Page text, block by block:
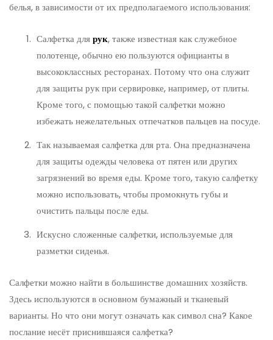
белья, в зависимости от их предполагаемого использования:
Салфетка длярук, также известная как служебное
полотенце, обычно ею пользуются официанты в
высококлассных ресторанах. Потому что она служит
для защиты рук при сервировке, например, от плиты.
Кроме того, с помощью такой салфетки можно
избежать нежелательных отпечатков пальцев на посуде.
Так называемая салфетка для рта. Она предназначена
для защиты одежды человека от пятен или других
загрязнений во время еды. Кроме того, такую салфетку
можно использовать, чтобы промокнуть губы и
очистить пальцы после еды.
Искусно сложенные салфетки, используемые для
разметки сиденья.
Салфетки можно найти в большинстве домашних хозяйств.
Здесь используются в основном бумажный и тканевый
варианты. Но что они могут означать как символ сна? Какое
послание несёт приснившаяся салфетка?